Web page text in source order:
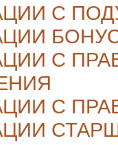
С
С
С